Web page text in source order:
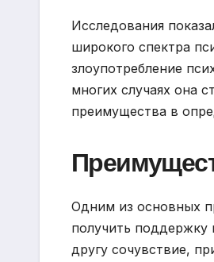
Исследования
широкого спектра
злоупотребление
многих случаях она
преимущества в
Одним из основных
получить поддержку
другу сочувствие,